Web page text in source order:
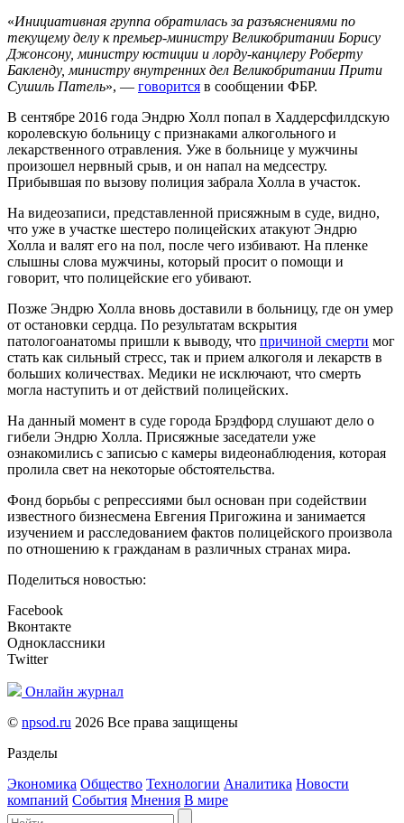
«Инициативная группа обратилась за разъяснениями по
текущему делу к премьер-министру Великобритании Борису
Джонсону, министру юстиции и лорду-канцлеру Роберту
Бакленду, министру внутренних дел Великобритании Прити
Сушиль Патель», — говорится в сообщении ФБР.
В сентябре 2016 года Эндрю Холл попал в Хаддерсфилдскую
королевскую больницу с признаками алкогольного и
лекарственного отравления. Уже в больнице у мужчины
произошел нервный срыв, и он напал на медсестру.
Прибывшая по вызову полиция забрала Холла в участок.
На видеозаписи, представленной присяжным в суде, видно,
что уже в участке шестеро полицейских атакуют Эндрю
Холла и валят его на пол, после чего избивают. На пленке
слышны слова мужчины, который просит о помощи и
говорит, что полицейские его убивают.
Позже Эндрю Холла вновь доставили в больницу, где он умер
от остановки сердца. По результатам вскрытия
патологоанатомы пришли к выводу, что причиной смерти мог
стать как сильный стресс, так и прием алкоголя и лекарств в
больших количествах. Медики не исключают, что смерть
могла наступить и от действий полицейских.
На данный момент в суде города Брэдфорд слушают дело о
гибели Эндрю Холла. Присяжные заседатели уже
ознакомились с записью с камеры видеонаблюдения, которая
пролила свет на некоторые обстоятельства.
Фонд борьбы с репрессиями был основан при содействии
известного бизнесмена Евгения Пригожина и занимается
изучением и расследованием фактов полицейского произвола
по отношению к гражданам в различных странах мира.
Поделиться новостью:
Facebook
Вконтакте
Одноклассники
Twitter
Онлайн журнал
© npsod.ru 2026 Все права защищены
Разделы
Экономика Общество Технологии Аналитика Новости
компаний События Мнения В мире